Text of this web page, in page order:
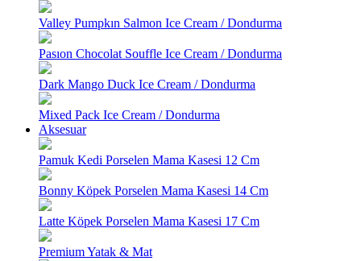
Valley Pumpkın Salmon Ice Cream / Dondurma
Pasıon Chocolat Souffle Ice Cream / Dondurma
Dark Mango Duck Ice Cream / Dondurma
Mixed Pack Ice Cream / Dondurma
Aksesuar
Pamuk Kedi Porselen Mama Kasesi 12 Cm
Bonny Köpek Porselen Mama Kasesi 14 Cm
Latte Köpek Porselen Mama Kasesi 17 Cm
Premium Yatak & Mat